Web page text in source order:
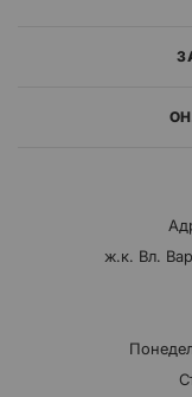
ж.к. Вл.